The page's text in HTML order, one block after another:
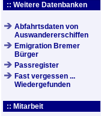
:: Weitere Datenbanken
Abfahrtsdaten von
Auswandererschiffen
Emigration Bremer
Bürger
Passregister
Fast vergessen ...
Wiedergefunden
:: Mitarbeit